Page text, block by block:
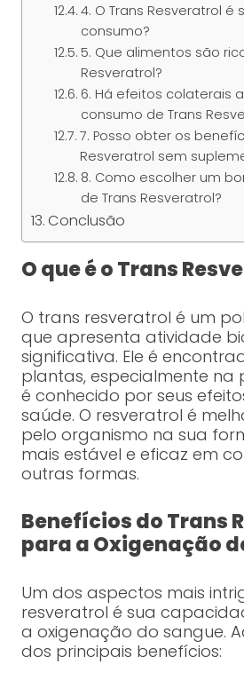
4. O Trans Resveratrol é
consumo?
5. Que alimentos são
Resveratrol?
6. Há efeitos colaterais
consumo de Trans
7. Posso obter os
Resveratrol sem
8. Como escolher um
de Trans Resveratrol?
Conclusão
O que é o Trans
O trans resveratrol é um
que apresenta atividade
significativa. Ele é
plantas, especialmente na
é conhecido por seus
saúde. O resveratrol é
pelo organismo na sua
mais estável e eficaz em
outras formas.
Benefícios do Trans
para a Oxigenação
Um dos aspectos mais
resveratrol é sua
a oxigenação do sangue.
dos principais benefícios: